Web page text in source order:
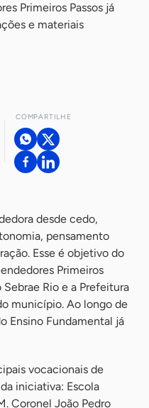
Primeiros Passos já
e materiais
COMPARTILHE
desde cedo,
pensamento
Esse é objetivo do
Primeiros
Rio e a Prefeitura
município. Ao longo de
Ensino Fundamental já
vocacionais de
iniciativa: Escola
Coronel João Pedro